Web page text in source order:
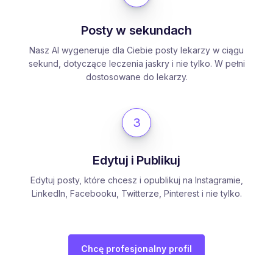
Posty w sekundach
Nasz AI wygeneruje dla Ciebie posty lekarzy w ciągu
sekund, dotyczące leczenia jaskry i nie tylko. W pełni
dostosowane do lekarzy.
3
Edytuj i Publikuj
Edytuj posty, które chcesz i opublikuj na Instagramie,
LinkedIn, Facebooku, Twitterze, Pinterest i nie tylko.
Chcę profesjonalny profil